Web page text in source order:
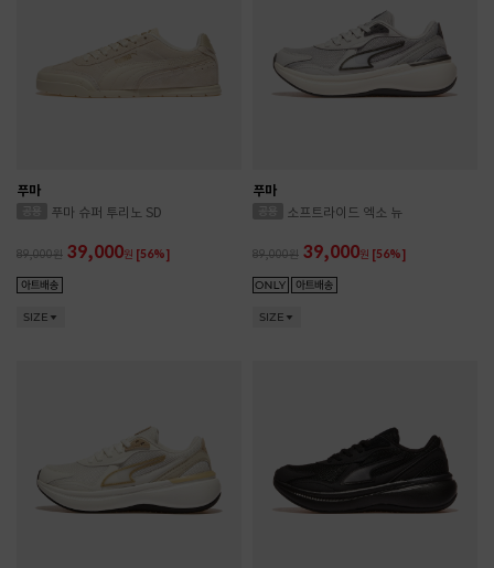
푸마
푸마 슈퍼 투리노 SD
89,000 39,000원 [56%]
SIZE
푸마
소프트라이드 엑소 뉴
89,000 39,000원 [56%]
SIZE